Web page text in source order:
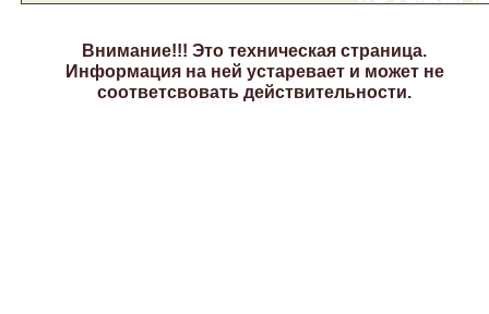
Внимание!!! Это техническая страница.
Информация на ней устаревает и может не
соответсвовать действительности.